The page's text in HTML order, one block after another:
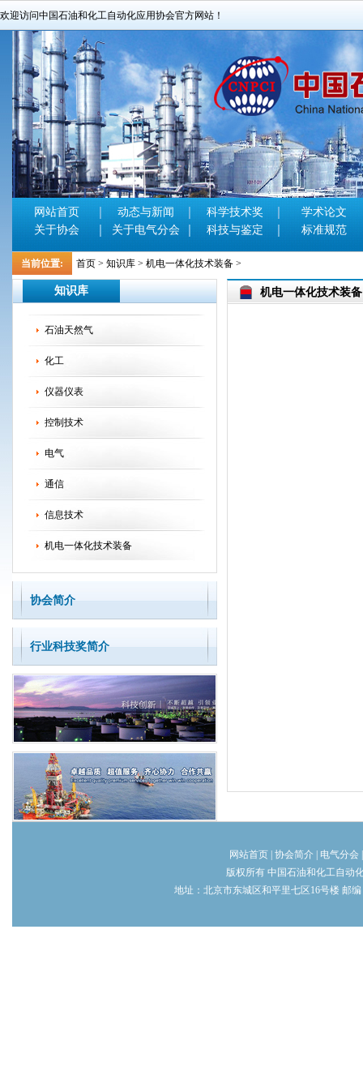
欢迎访问中国石油和化工自动化应用协会官方网站！
网站首页 动态与新闻 科学技术奖
学术论文
关于协会
关于电气分会 科技与鉴定 标准规范
当前位置: 首页 > 知识库 > 机电一体化技术装备 >
知识库
石油天然气
化工
仪器仪表
控制技术
电气
通信
信息技术
机电一体化技术装备
协会简介
行业科技奖简介
机电一体化技术装备
网站首页 协会简介 电气分会
版权所有 中国石油和化工自动
地址：北京市东城区和平里七区16号楼 邮编